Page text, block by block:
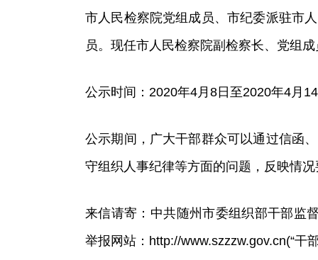
市人民检察院党组成员、市纪委派驻市
员。现任市人民检察院副检察长、党组
公示时间：2020年4月8日至2020年4月
公示期间，广大干部群众可以通过信函
守组织人事纪律等方面的问题，反映情
来信请寄：中共随州市委组织部干部监
举报网站：http://www.szzzw.gov.cn(“干